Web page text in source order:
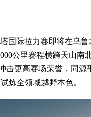
国际拉力赛即将在乌
公里赛程横跨天山南
击更高赛场荣誉，同
炼全领域越野本色。